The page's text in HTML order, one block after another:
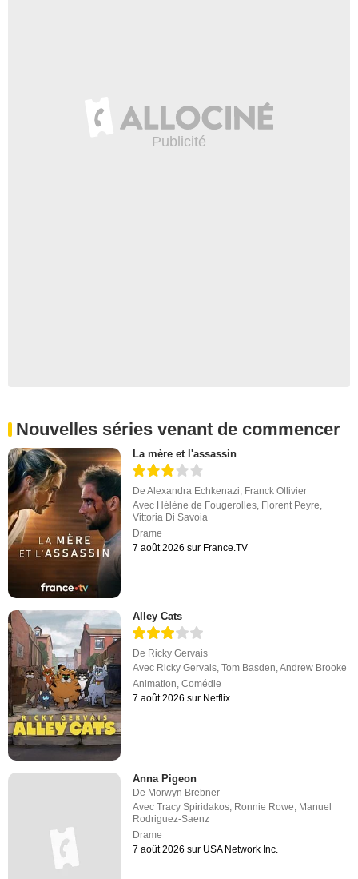
Nouvelles séries venant de commencer
La mère et l'assassin
DeAlexandra Echkenazi Franck Ollivier
Avec Hélène de Fougerolles Florent Peyre
Vittoria Di Savoia
Drame
7 août 2026 sur France.TV
Alley Cats
De Ricky Gervais
Avec Ricky Gervais,Tom Basden,Andrew Brooke
Animation,Comédie
7 août 2026 sur Netflix
Anna Pigeon
De Morwyn Brebner
AvecTracy Spiridakos, Ronnie Rowe, Manuel
Rodriguez-Saenz
Drame
7 août 2026 sur USA Network Inc.